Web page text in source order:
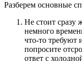
Разберем основные
Не стоит сразу
немного
что-то требуют
попросите
ответ с